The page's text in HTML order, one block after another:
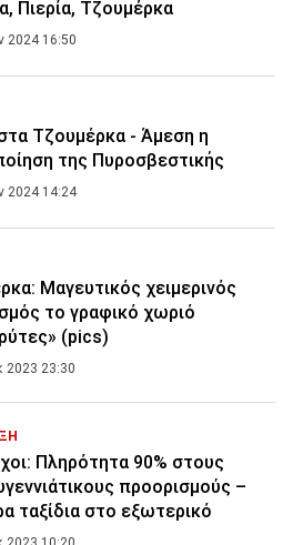
Πιερία, Τζουμέρκα
2024 16:50
Τζουμέρκα - Άμεση η
της Πυροσβεστικής
2024 14:24
Μαγευτικός χειμερινός
το γραφικό χωριό
(pics)
2023 23:30
Πληρότητα 90% στους
προορισμούς –
ταξίδια στο εξωτερικό